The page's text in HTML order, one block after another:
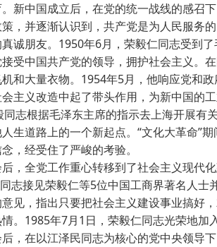
新中国成立后，在党的统一战线的感召
，并逐渐认识到，共产党是为人民服务
诚朋友。1950年6月，荣毅仁同志受到
受中国共产党的领导，拥护社会主义。
和大量衣物。1954年5月，他响应党和
主义改造中起了带头作用，为新中国的
志根据毛泽东主席的指示去上海开展有
生道路上的一个新起点。“文化大革命”
，经受住了严峻的考验。
全党工作重心转移到了社会主义现代
志接见荣毅仁等5位中国工商界著名人士
见，指出只要把社会主义建设事业搞好
。1985年7月1日，荣毅仁同志光荣地
，在以江泽民同志为核心的党中央领导